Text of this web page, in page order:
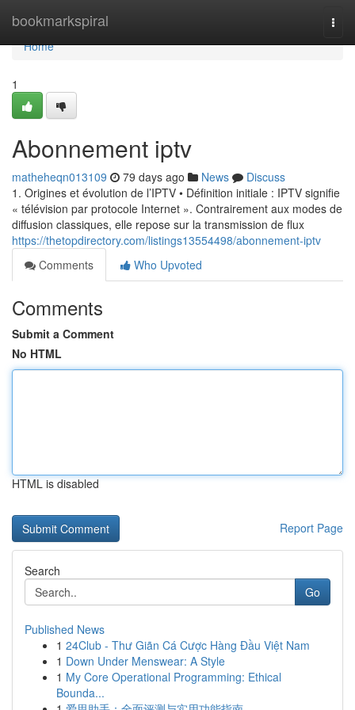
bookmarkspiral
Home
Home
1
Abonnement iptv
matheheqn013109 79 days ago News
Discuss
1. Origines et évolution de l’IPTV • Définition initiale : IPTV signifie
« télévision par protocole Internet ». Contrairement aux modes de
diffusion classiques, elle repose sur la transmission de flux
https://thetopdirectory.com/listings13554498/abonnement-iptv
Comments
Who Upvoted
Comments
Submit a Comment
No HTML
HTML is disabled
Report Page
Search
Go
Published News
1 24Club - Thư Giãn Cá Cược Hàng Đầu Việt Nam
1 Down Under Menswear: A Style
1 My Core Operational Programming: Ethical
Bounda...